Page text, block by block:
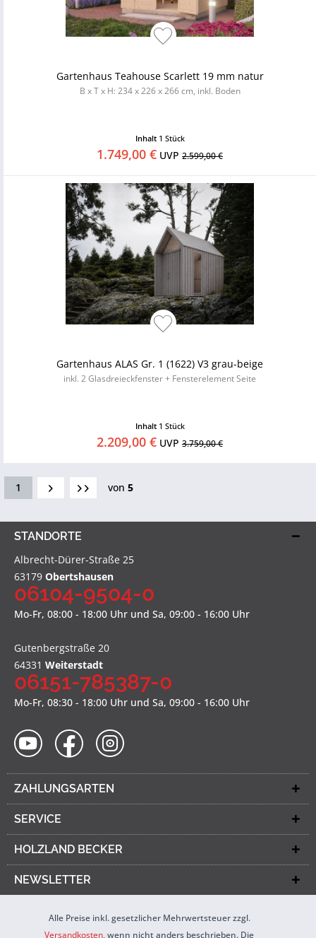
Gartenhaus Teahouse Scarlett 19 mm natur
B x T x H: 234 x 226 x 266 cm, inkl. Boden
Inhalt 1 Stück
1.749,00 € UVP 2.599,00 €
Gartenhaus ALAS Gr. 1 (1622) V3 grau-beige
inkl. 2 Glasdreieckfenster + Fensterelement Seite
Inhalt 1 Stück
2.209,00 € UVP 3.759,00 €
1 von 5
STANDORTE
Albrecht-Dürer-Straße 25
63179 Obertshausen
06104-9504-0
Mo-Fr, 08:00 - 18:00 Uhr und Sa, 09:00 - 16:00 Uhr
Gutenbergstraße 20
64331 Weiterstadt
06151-785387-0
Mo-Fr, 08:30 - 18:00 Uhr und Sa, 09:00 - 16:00 Uhr
ZAHLUNGSARTEN
SERVICE
HOLZLAND BECKER
NEWSLETTER
Alle Preise inkl. gesetzlicher Mehrwertsteuer zzgl.
Versandkosten, wenn nicht anders beschrieben. Die